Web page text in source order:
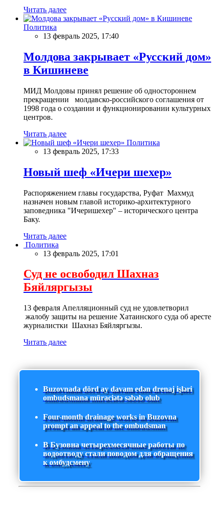
Читать далее
Политика
13 февраль 2025, 17:40
Молдова закрывает «Русский дом»
в Кишиневе
МИД Молдовы принял решение об одностороннем
прекращении молдавско-российского соглашения от
1998 года о создании и функционировании культурных
центров.
Читать далее
Политика
13 февраль 2025, 17:33
Новый шеф «Ичери шехер»
Распоряжением главы государства, Руфат Махмуд
назначен новым главой историко-архитектурного
заповедника "Ичеришехер" – исторического центра
Баку.
Читать далее
Политика
13 февраль 2025, 17:01
Суд не освободил Шахназ
Бяйляргызы
13 февраля Апелляционный суд не удовлетворил
жалобу защиты на решение Хатаинского суда об аресте
журналистки Шахназ Бяйляргызы.
Читать далее
Buzovnada dörd ay davam edən drenaj işləri
ombudsmana müraciətə səbəb olub
Four-month drainage works in Buzovna
prompt an appeal to the ombudsman
В Бузовна четырехмесячные работы по
водоотводу стали поводом для обращения
к омбудсмену